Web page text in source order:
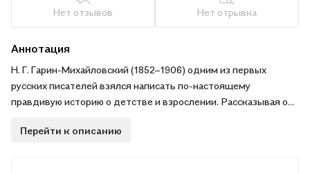
Нет отзывов Нет отрывка
Аннотация
Н. Г. Гарин-Михайловский (1852–1906) одним из первых
русских писателей взялся написать по-настоящему
правдивую историю о детстве и взрослении. Рассказывая о
нельзя назвать ни образцом для подражания, ни
Перейти к описанию